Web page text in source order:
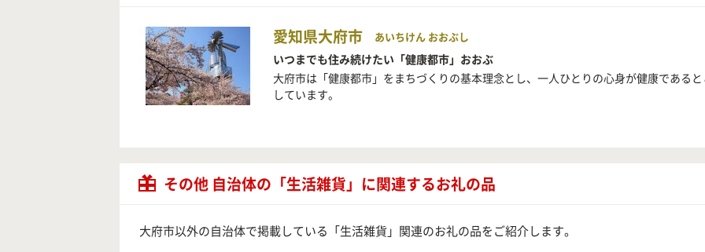
愛知県大府市 あいちけん おおぶし
いつまでも住み続けたい「健康都市」おおぶ
大府市は「健康都市」をまちづくりの基本理念とし、一人ひとりの心身が健康である
しています。
その他 自治体の「生活雑貨」に関連するお礼の品
大府市以外の自治体で掲載している「生活雑貨」関連のお礼の品をご紹介します。